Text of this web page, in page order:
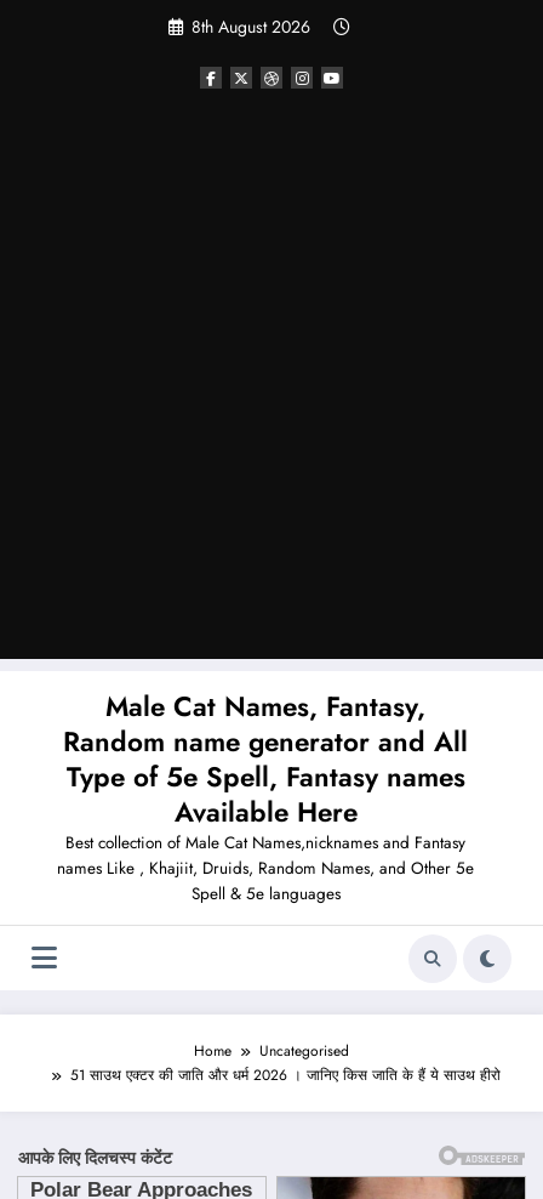
8th August 2026
Male Cat Names, Fantasy,
Random name generator and All
Type of 5e Spell, Fantasy names
Available Here
Best collection of Male Cat Names,nicknames and Fantasy
names Like , Khajiit, Druids, Random Names, and Other 5e
Spell & 5e languages
Home
Uncategorised
51 साउथ एक्टर की जाति और धर्म 2026 । जानिए किस जाति के हैं ये साउथ हीरो